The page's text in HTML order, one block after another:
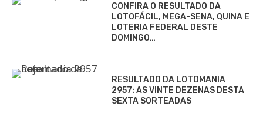
CONFIRA O RESULTADO DA
LOTOFÁCIL, MEGA-SENA, QUINA E
LOTERIA FEDERAL DESTE
DOMINGO…
RESULTADO DA LOTOMANIA
2957: AS VINTE DEZENAS DESTA
SEXTA SORTEADAS